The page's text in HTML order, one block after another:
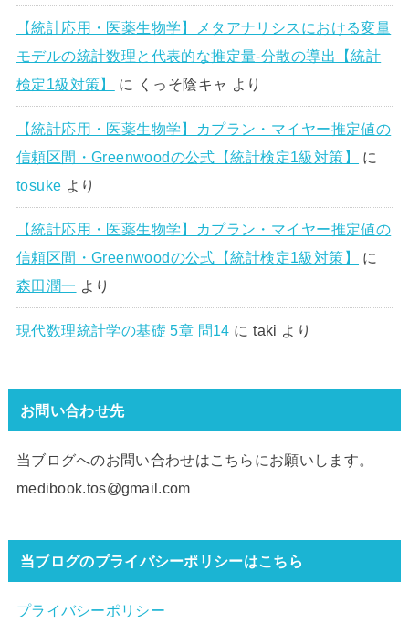
【統計応用・医薬生物学】メタアナリシスにおける変量
モデルの統計数理と代表的な推定量-分散の導出【統計
検定1級対策】
に くっそ陰キャ より
【統計応用・医薬生物学】カプラン・マイヤー推定値の
信頼区間・Greenwoodの公式【統計検定1級対策】
に
tosuke より
【統計応用・医薬生物学】カプラン・マイヤー推定値の
信頼区間・Greenwoodの公式【統計検定1級対策】
に
森田潤一 より
現代数理統計学の基礎 5章 問14 にtaki より
お問い合わせ先
当ブログへのお問い合わせはこちらにお願いします。
medibook.tos@gmail.com
当ブログのプライバシーポリシーはこちら
プライバシーポリシー